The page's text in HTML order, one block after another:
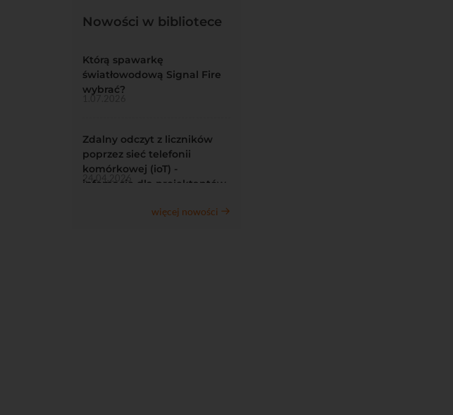
Nowości w bibliotece
Którą spawarkę
światłowodową Signal Fire
wybrać?
1.07.2026
Zdalny odczyt z liczników
poprzez sieć telefonii
komórkowej (ioT) -
infomacje dla projektantów
24.04.2026
więcej nowości